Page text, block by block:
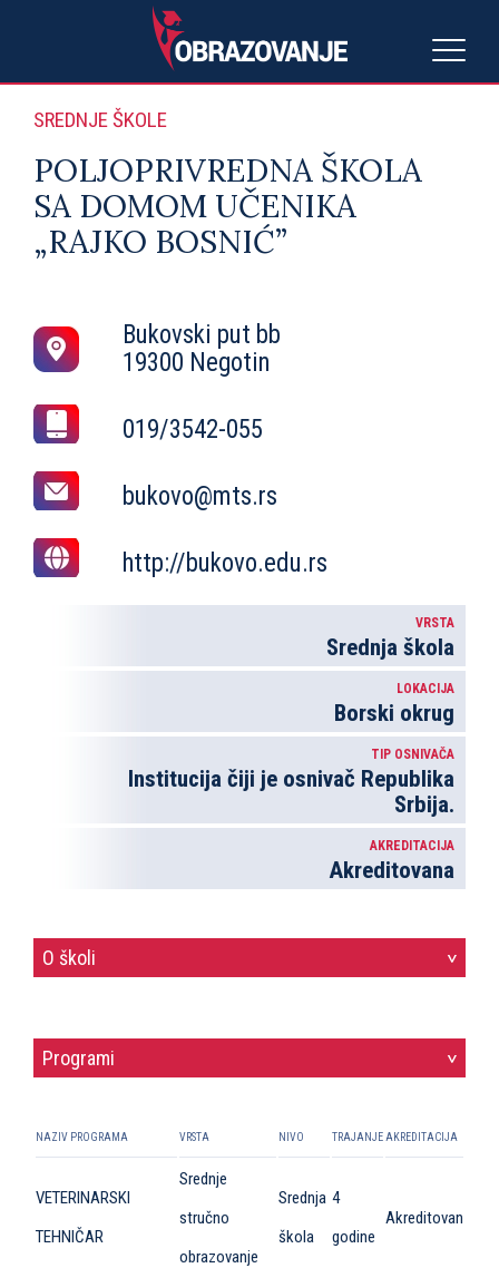
SREDNJE ŠKOLE
POLJOPRIVREDNA ŠKOLA
SA DOMOM UČENIKA
„RAJKO BOSNIĆ”
Bukovski put bb
19300 Negotin
019/3542-055
bukovo@mts.rs
http://bukovo.edu.rs
VRSTA
Srednja škola
LOKACIJA
Borski okrug
TIP OSNIVAČA
Institucija čiji je osnivač Republika
Srbija.
AKREDITACIJA
Akreditovana
O školi >
Programi >
NAZIV PROGRAMA VRSTA NIVO TRAJANJE AKREDITACIJA
VETERINARSKI
TEHNIČAR
Srednje
stručno
obrazovanje
Srednja
škola
4
godine
Akreditovan